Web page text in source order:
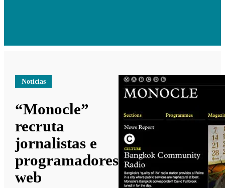
Notícias
“Monocle”
recruta
jornalistas e
programadores
web